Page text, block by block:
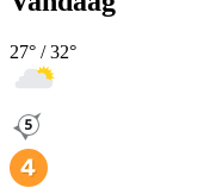
27° /32°